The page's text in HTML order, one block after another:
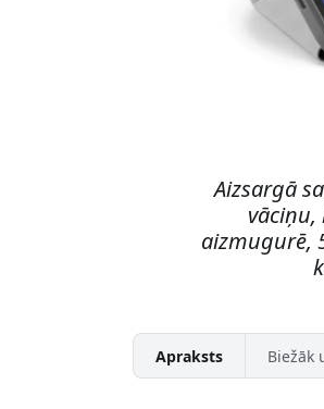
Aizsargā
aizmugurē,
Apraksts Biežāk